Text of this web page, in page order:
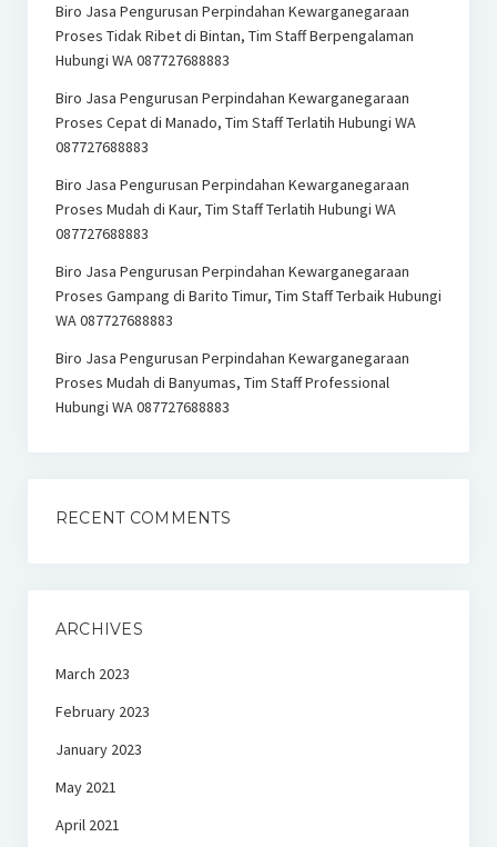
Biro Jasa Pengurusan Perpindahan Kewarganegaraan
Proses Tidak Ribet di Bintan, Tim Staff Berpengalaman
Hubungi WA 087727688883
Biro Jasa Pengurusan Perpindahan Kewarganegaraan
Proses Cepat di Manado, Tim Staff Terlatih Hubungi WA
087727688883
Biro Jasa Pengurusan Perpindahan Kewarganegaraan
Proses Mudah di Kaur, Tim Staff Terlatih Hubungi WA
087727688883
Biro Jasa Pengurusan Perpindahan Kewarganegaraan
Proses Gampang di Barito Timur, Tim Staff Terbaik Hubungi
WA 087727688883
Biro Jasa Pengurusan Perpindahan Kewarganegaraan
Proses Mudah di Banyumas, Tim Staff Professional
Hubungi WA 087727688883
RECENT COMMENTS
ARCHIVES
March 2023
February 2023
January 2023
May 2021
April 2021